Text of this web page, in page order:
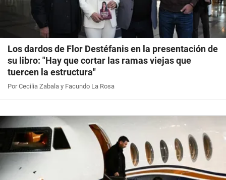
Los dardos de Flor Destéfanis en la presentación de
su libro: "Hay que cortar las ramas viejas que
tuercen la estructura"
Por Cecilia Zabala y Facundo La Rosa